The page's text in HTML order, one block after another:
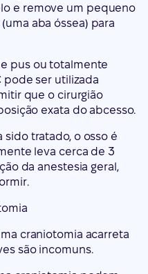
e remove um pequeno
aba óssea) para
pus ou totalmente
pode ser utilizada
que o cirurgião
exata do abcesso.
sido tratado, o osso é
leva cerca de 3
da anestesia geral,
craniotomia acarreta
são incomuns.